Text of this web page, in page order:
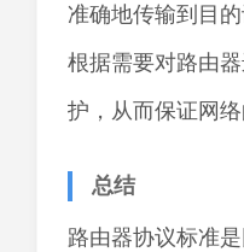
准确地传输到目
根据需要对路由器
护，从而保证网络
总结
路由器协议标准